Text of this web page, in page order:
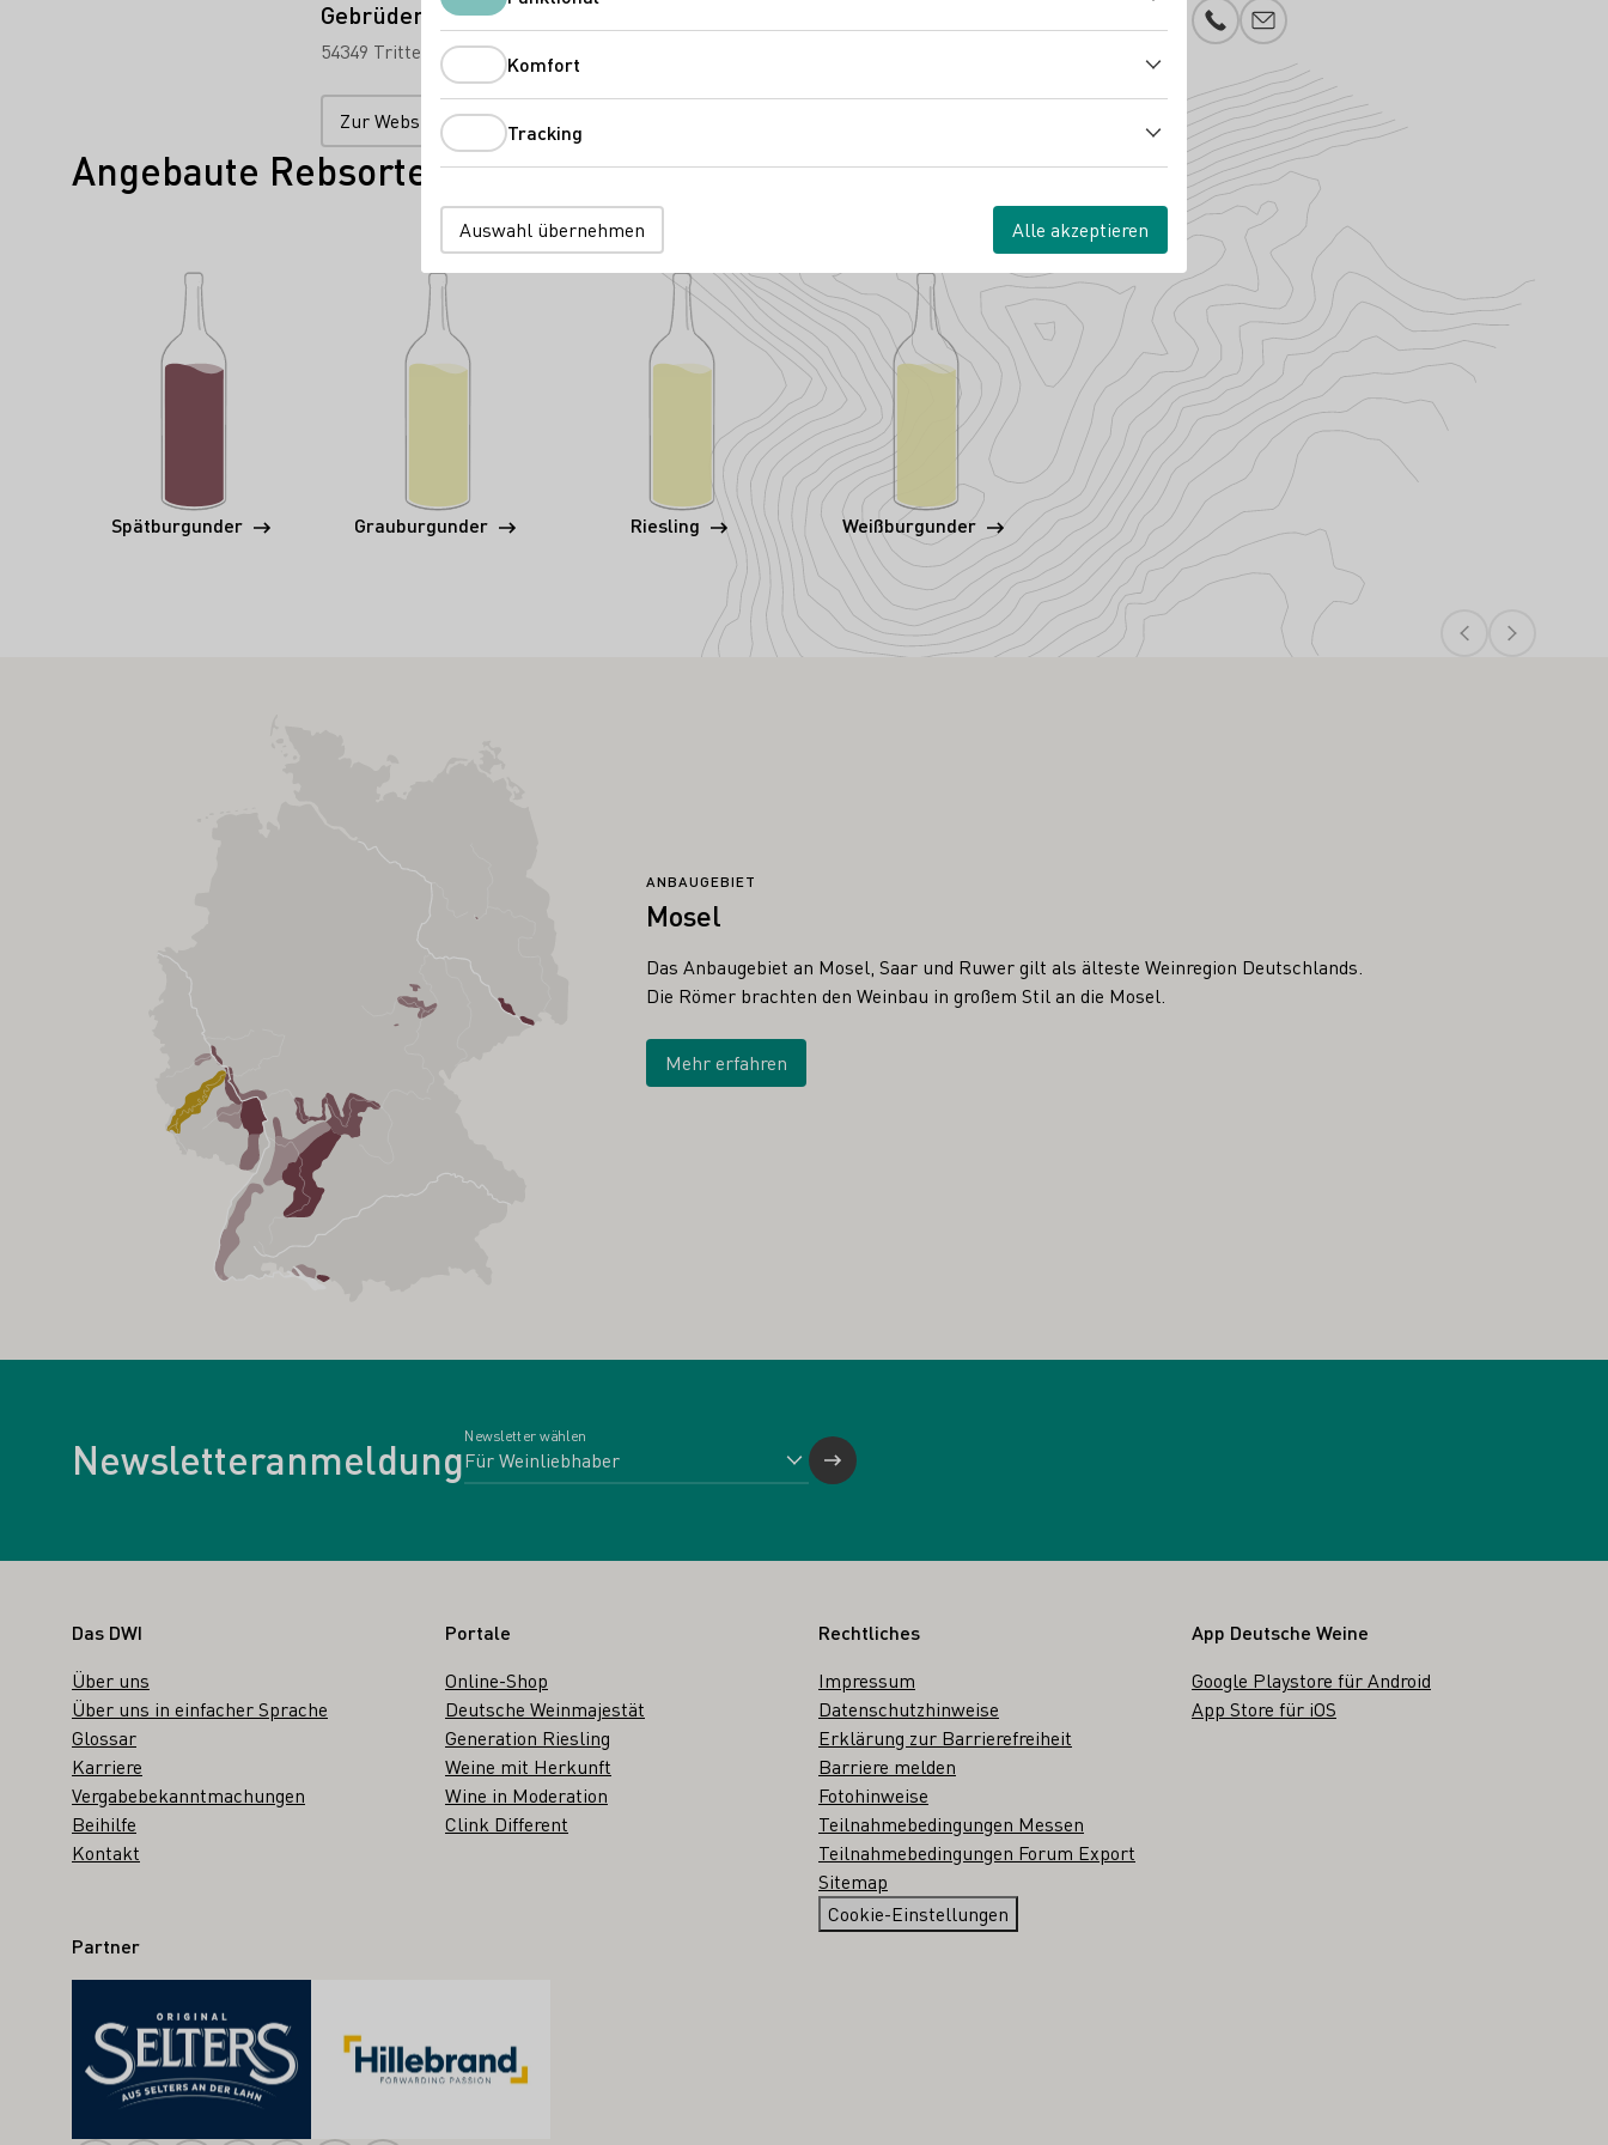
Gebrüder Steffen GmbH
54349 Trittenheim Ettenstraße 3
Telefonnummer
E-Mail-Adresse
Zur Website
Angebaute Rebsorten
Spätburgunder Grauburgunder Riesling Weißburgunder
ANBAUGEBIET
Mosel
Das Anbaugebiet an Mosel, Saar und Ruwer gilt als älteste Weinregion Deutschlands.
Die Römer brachten den Weinbau in großem Stil an die Mosel.
Mehr erfahren
Newsletteranmeldung
Newsletter wählen
Fußbereich
Das DWI
Über uns
Über uns in einfacher Sprache
Glossar
Karriere
Vergabebekanntmachungen
Beihilfe
Kontakt
Portale
Online-Shop
Deutsche Weinmajestät
Generation Riesling
Weine mit Herkunft
Wine in Moderation
Clink Different
Rechtliches
Impressum
Datenschutzhinweise
Erklärung zur Barrierefreiheit
Barriere melden
Fotohinweise
Teilnahmebedingungen Messen
Teilnahmebedingungen Forum Export
Sitemap
Cookie-Einstellungen
Funktional
Komfort
Tracking
Auswahl übernehmen Alle akzeptieren
App Deutsche Weine
Google Playstore für Android
App Store für iOS
Partner